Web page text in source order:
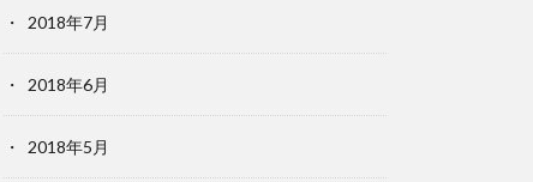
2018年7月
2018年6月
2018年5月